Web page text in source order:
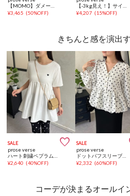
¥3,465 (50%OFF)
¥4,207 (15%OFF)
きちんと感を演出
SALE 
prose verse
¥2,640 (40%OFF)
SALE
prose verse
¥2,332 (60%OFF)
コーデが決まるオールイ